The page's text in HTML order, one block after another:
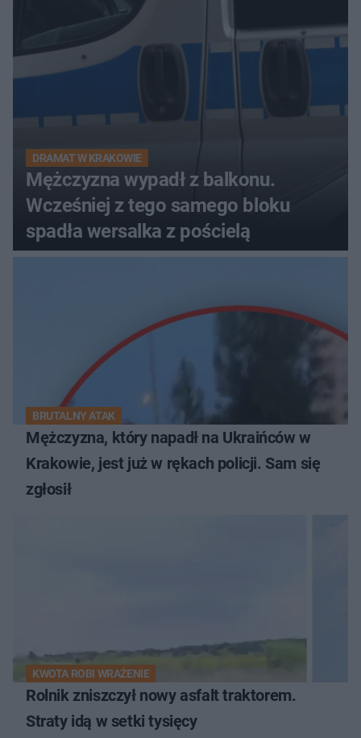
DRAMAT W KRAKOWIE
Mężczyzna wypadł z balkonu.
Wcześniej z tego samego bloku
spadła wersalka z pościelą
BRUTALNY ATAK
Mężczyzna, który napadł na Ukraińców w
Krakowie, jest już w rękach policji. Sam się
zgłosił
KWOTA ROBI WRAŻENIE
Rolnik zniszczył nowy asfalt traktorem.
Straty idą w setki tysięcy